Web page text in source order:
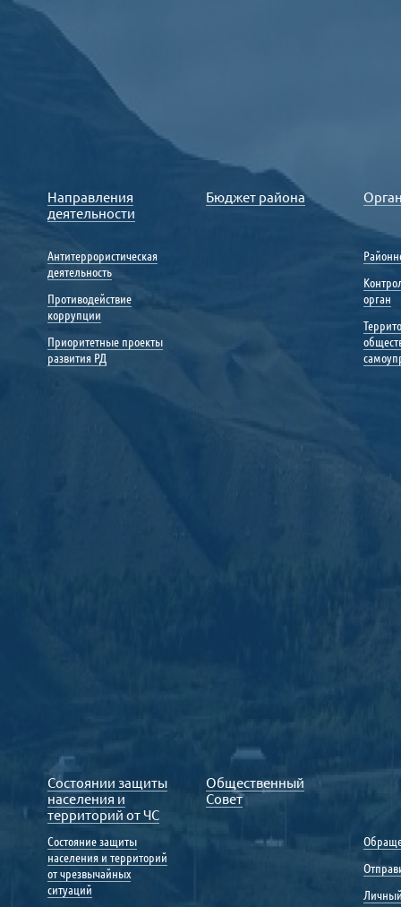
Направления
деятельности
Антитеррористическая
деятельность
Противодействие
коррупции
Приоритетные проекты
развития РД
Бюджет района
орган
Состоянии защиты
населения и
территорий от ЧС
Состояние защиты
населения и территорий
от чрезвычайных
ситуаций
Общественный
Совет